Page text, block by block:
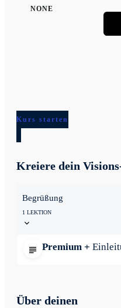
NONE
Kurs starten
Kreiere dein
Begrüßung
1 LEKTION
Premium +
Über deinen